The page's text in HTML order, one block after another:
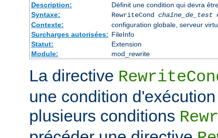
Description:
Définit une condition qui devra
Syntaxe:
RewriteCond chaîne_de_test
Contexte:
configuration globale, serveur
Surcharges autorisées: FileInfo
Statut:
Extension
Module:
mod_rewrite
La directive
une condition
plusieurs conditions